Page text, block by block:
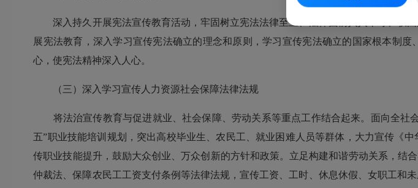
深入持久开展宪法宣传教育活动，牢固树立宪法法律至上、法律面前人人平等、权
展宪法教育，深入学习宣传宪法确立的理念和原则，学习宣传宪法确立的国家根本制
心，使宪法精神深入人心。
（三）深入学习宣传人力资源社会保障法律法规
将法治宣传教育与促进就业、社会保障、劳动关系等重点工作结合起来。面向全社
五”职业技能培训规划，突出高校毕业生、农民工、就业困难人员等群体，大力宣传《
传职业技能提升，鼓励大众创业、万众创新的方针和政策。立足构建和谐劳动关系，结
仲裁法、保障农民工工资支付条例等法律法规，宣传工资、工时、休息休假、女职工和